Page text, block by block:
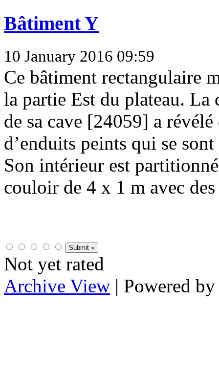
Bâtiment Y
10 January 2016 09:59
Ce bâtiment rectangulaire
la partie Est du plateau.
de sa cave [24059] a
d’enduits peints qui se
Son intérieur est
couloir de 4 x 1 m avec
Not yet rated
Archive View | Powered